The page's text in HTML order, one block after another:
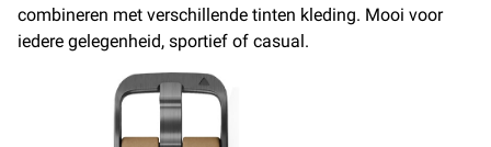
combineren met verschillende tinten kleding. Mooi voor
iedere gelegenheid, sportief of casual.